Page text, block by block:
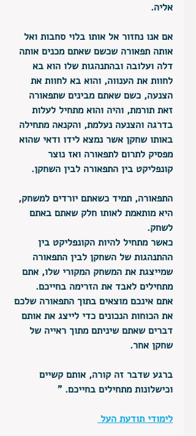
אליה.
אם אנו נחזור אל אותו בלוי סחבות ואל
אותה תפאורה שכשם שאתם מכנים אותה
דלה ועלובה ובהתנהגות שלו הוא בא
לחוות את הענווה, והוא בא לחוות את
הצנעה, כשם שאתם מבינים שתפאורה
זאת תורמת, והיה והוא מתחיל לעלות
בדרגה והצנעה נעלמת, והקנאה מתחילה
באותו שחקן אשר נמצא לידו ודאי שהוא
מפסיק לתרום לתפאורה ואז נוצר
קונפליקט בין התפאורה לבין השחקן.
התפאורה, תמיד כשאתם יורדים למשחק,
היא מותאמת לאותו חלק שאתם באתם
לשחק.
כאשר מתחיל להיות הקונפליקט בין
ההתנהגות של השחקן לבין התפאורה
שמייצגת את המשחק המקורי שלו, אתם
מתחילים לאבד את הזרימה בחייכם.
אתם אינכם מוצאים בתוך התפאורה שלכם
את הכוחות הנכונים כדי לייצג את אותם
דברים שאתם שיניתם מתוך ראייה של
שחקן אחר.
ברגע שדבר זה קורה, אותם קשיים
וכישלונות מתחילים בחייכם. "
לימודי תודעת העל